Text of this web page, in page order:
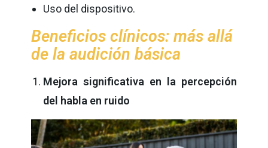
Uso del dispositivo.
Beneficios clínicos: más allá
de la audición básica
Mejora significativa en la percepción
del habla en ruido